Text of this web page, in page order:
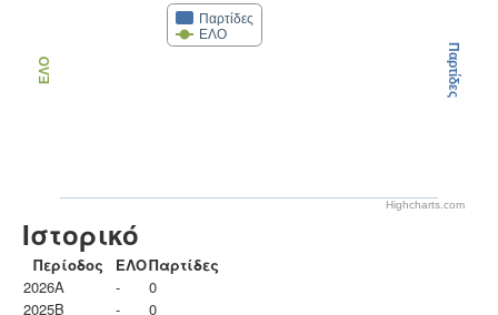
Παρτίδες
ΕΛΟ
ΕΛΟ Παρτίδες
Highcharts.com
Ιστορικό
Περίοδος ΕΛΟΠαρτίδες
2026A
-
0
2025B
-
0